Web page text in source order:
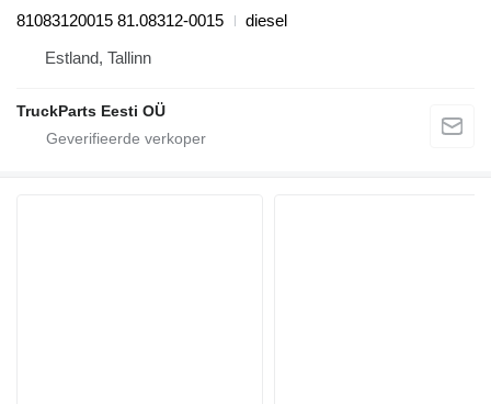
81083120015 81.08312-0015
diesel
Estland, Tallinn
TruckParts Eesti OÜ